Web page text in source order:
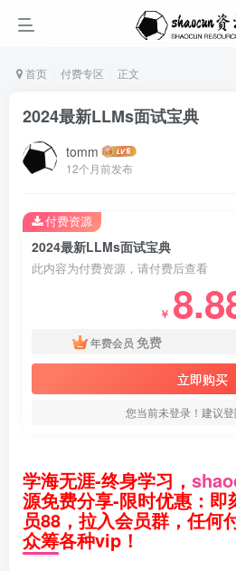
首页 付费专区 正文
2024最新LLMs面试宝典
tomm
12个月前发布
2024最新LLMs面试宝典
此内容为付费资源，请付费后查看
￥
年费会员 免费
立即购买
您当前未登录！建议
付费资源
学海无涯-终身学习，
源免费分享-限时优惠：即
员88，拉入会员群，任何
众筹各种vip！